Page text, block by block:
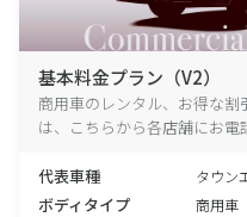
基本料金プラン（V2）
商用車のレンタル、お得な
は、こちらから各店舗にお電
代表車種 タウン
ボディタイプ 商用車